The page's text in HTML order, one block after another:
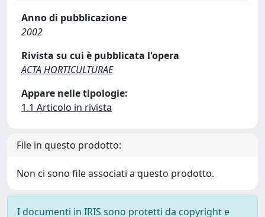
Anno di pubblicazione
2002
Rivista su cui è pubblicata l'opera
ACTA HORTICULTURAE
Appare nelle tipologie:
1.1 Articolo in rivista
File in questo prodotto:
Non ci sono file associati a questo prodotto.
I documenti in IRIS sono protetti da copyright e